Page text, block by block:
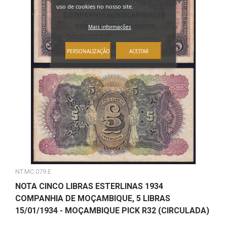
NT.MC.079.E
NOTA CINCO LIBRAS ESTERLINAS 1934
COMPANHIA DE MOÇAMBIQUE, 5 LIBRAS
15/01/1934 - MOÇAMBIQUE PICK R32 (CIRCULADA)
uso de cookies no nosso site.
Mais informações
PERSONALIZAÇÃO ACEITAR